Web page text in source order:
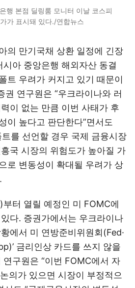
행 본점 딜링룸 모니터 이날 코스피
가 표시돼 있다./연합뉴스
의 만기국채 상환 일정에 긴장
아 중앙은행 해외자산 동결
트 우려가 커지고 있기 때문이
권 연구원은 “우크라이나와 러
이 없는 만큼 이번 사태가 후
이 높다고 판단한다”면서도
를 선언할 경우 국제 금융시장
국 시장의 위험도가 높아질 가
로 변동성이 확대될 우려가 상
부터 열릴 예정인 미 FOMC에
다. 증권가에서는 우크라이나
에서 미 연방준비위원회(Fed·
금리인상 카드를 쓰지 않을
구원은 “이번 FOMC에서 자
의가 있으면 시장이 부정적으